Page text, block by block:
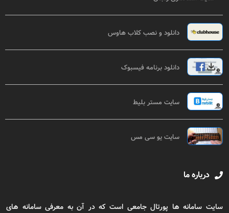
دانلود و نصب کلاب هاوس
دانلود برنامه فیسبوک
سایت مستر بلیط
سایت یو سی مس
درباره ما
سایت سامانه ها پورتال جامعی است که در آن به معرفی سامانه های